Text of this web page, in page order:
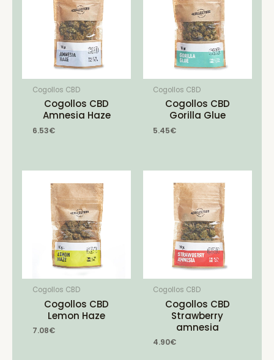
Cogollos CBD
Cogollos CBD
Amnesia Haze
6.53€
Cogollos CBD
Cogollos CBD
Gorilla Glue
5.45€
Cogollos CBD
Cogollos CBD
Lemon Haze
7.08€
Cogollos CBD
Cogollos CBD
Strawberry
amnesia
4.90€